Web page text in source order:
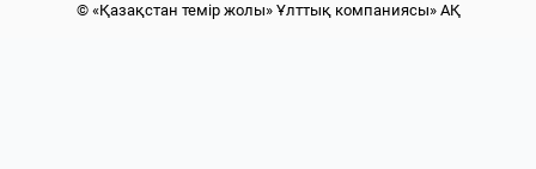
© «Қазақстан темір жолы» Ұлттық компаниясы» АҚ